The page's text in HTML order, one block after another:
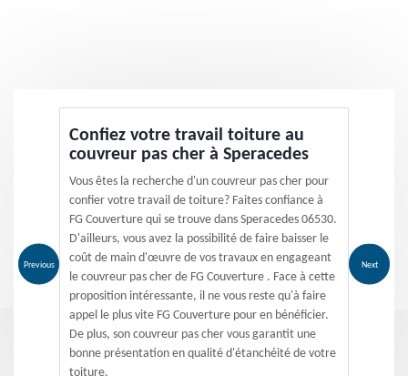
Previous
Confiez votre travail toiture au
couvreur pas cher à Speracedes
Vous êtes la recherche d'un couvreur pas cher pour
confier votre travail de toiture? Faites confiance à
FG Couverture qui se trouve dans Speracedes 06530.
D'ailleurs, vous avez la possibilité de faire baisser le
coût de main d'œuvre de vos travaux en engageant
le couvreur pas cher de FG Couverture . Face à cette
proposition intéressante, il ne vous reste qu'à faire
appel le plus vite FG Couverture pour en bénéficier.
De plus, son couvreur pas cher vous garantit une
bonne présentation en qualité d'étanchéité de votre
toiture.
Next